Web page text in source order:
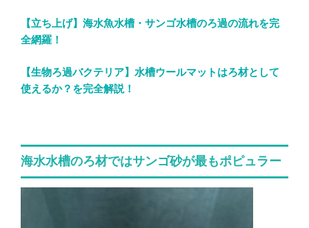
【立ち上げ】海水魚水槽・サンゴ水槽のろ過の流れを完
全網羅！
【生物ろ過バクテリア】水槽ウールマットはろ材として
使えるか？を完全解説！
海水水槽のろ材ではサンゴ砂が最もポピュラー